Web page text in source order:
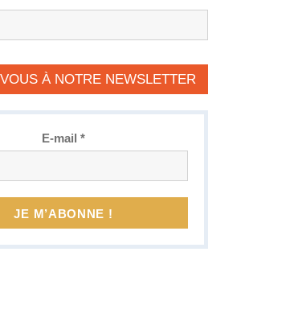
À NOTRE NEWSLETTER
E-mail *